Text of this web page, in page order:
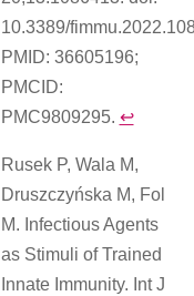
10.3389/
PMID: 36605196;
PMCID:
PMC9809295. ↩︎
Rusek P, Wala M,
Druszczyńska M, Fol
M. Infectious Agents
as Stimuli of Trained
Innate Immunity. Int J